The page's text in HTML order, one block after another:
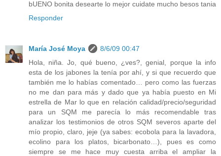
bUENO bonita desearte lo mejor cuidate mucho besos tania
Responder
María José Moya
8/6/09 00:47
Hola, niña. Jo, qué bueno, ¿ves?, genial, porque la info
esta de los jabones la tenía por ahí, y si que recuerdo que
también me lo habías comentado… pero como las fuerzas
no me dan para más y dado que ya había puesto en Mi
estrella de Mar lo que en relación calidad/precio/seguridad
para un SQM me parecía lo más recomendable tras
analizar los testimonios de otros SQM severos aparte del
mío propio, claro, jeje (ya sabes: ecobola para la lavadora,
ecolino para los platos, bicarbonato…), pues es como
siempre se me hace muy cuesta arriba el ampliar la